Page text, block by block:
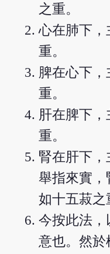
之重。
心在肺下，
重。
脾在心下
重。
肝在脾下
重。
腎在肝下，
舉指來實，
如十五菽之
今按此法，
意也。然於